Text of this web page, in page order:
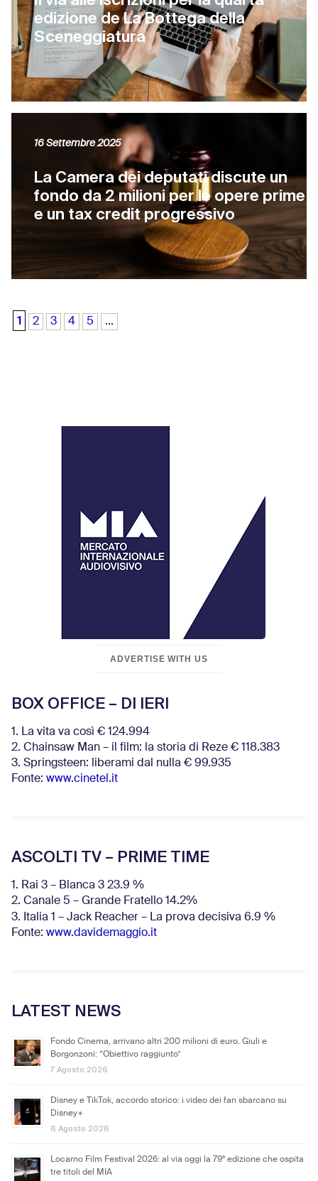
edizione de La Bottega della
Sceneggiatura
La Camera dei deputati discute un
fondo da 2 milioni per le opere prime
e un tax credit progressivo
16 Settembre 2025
1 2 3 4 5 ...
ADVERTISE WITH US
BOX OFFICE – DI IERI
1. La vita va così € 124.994
2. Chainsaw Man – il film: la storia di Reze € 118.383
3. Springsteen: liberami dal nulla € 99.935
Fonte: www.cinetel.it
ASCOLTI TV – PRIME TIME
1. Rai 3 – Blanca 3 23.9 %
2. Canale 5 – Grande Fratello 14.2%
3. Italia 1 – Jack Reacher – La prova decisiva 6.9 %
Fonte: www.davidemaggio.it
LATEST NEWS
Fondo Cinema, arrivano altri 200 milioni di euro. Giuli e
Borgonzoni: “Obiettivo raggiunto”
7 Agosto 2026
Disney e TikTok, accordo storico: i video dei fan sbarcano su
Disney+
6 Agosto 2026
Locarno Film Festival 2026: al via oggi la 79ª edizione che ospita
tre titoli del MIA